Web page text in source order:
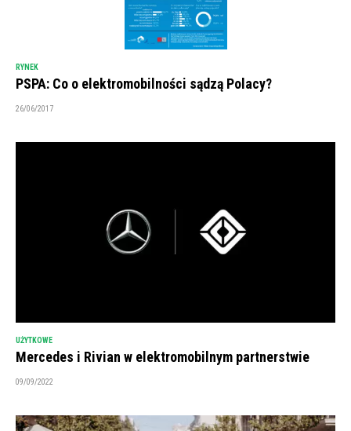
RYNEK
PSPA: Co o elektromobilności sądzą Polacy?
26/06/2017
UŻYTKOWE
Mercedes i Rivian w elektromobilnym partnerstwie
09/09/2022